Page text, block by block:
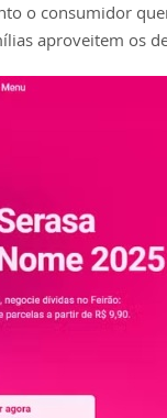
o consumidor
aproveitem os